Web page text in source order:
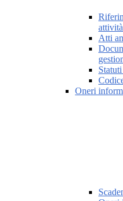
attività
Atti
Oneri